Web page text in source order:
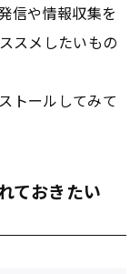
信や情報収集を
スメしたいもの
トールしてみて
ておきたい